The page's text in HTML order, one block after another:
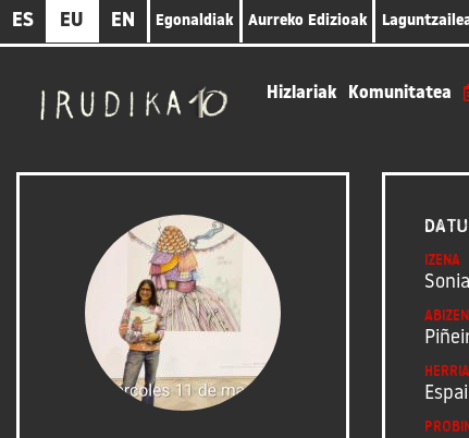
Skip
ES EU EN Egonaldiak Aurreko Edizioak
Hizlariak Komunitatea
Izena
Sonia